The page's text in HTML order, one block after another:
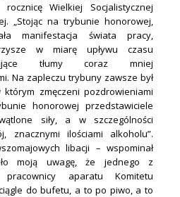
Wielkiej Socjalistycznej
„Stojąc na trybunie honorowej,
manifestacja świata pracy,
w miarę upływu czasu
tłumy coraz mniej
Na zapleczu trybuny zawsze był
zmęczeni pozdrowieniami
honorowej przedstawiciele
siły, a w szczególności
znacznymi ilościami alkoholu”.
libacji – wspominał
moją uwagę, że jednego z
aparatu Komitetu
do bufetu, a to po piwo, a to